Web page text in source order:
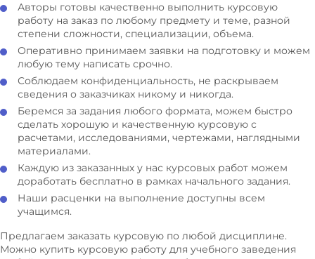
Заработная плата
Землеустройство
Издержки производства
Инвентаризация
Инвестиции и проекты
Инновационная деятельность
Инновационный менеджмент
Институциональная экономика
Инфляция
Информационные системы в экономике
Исследование систем управления
Исследование конъюнктуры товарных рынков
Авторы готовы качественно выполнить курсовую
работу на заказ по любому предмету и теме, разной
степени сложности, специализации, объема.
Оперативно принимаем заявки на подготовку и можем
любую тему написать срочно.
Соблюдаем конфиденциальность, не раскрываем
сведения о заказчиках никому и никогда.
Беремся за задания любого формата, можем быстро
сделать хорошую и качественную курсовую с
расчетами, исследованиями, чертежами, наглядными
материалами.
Каждую из заказанных у нас курсовых работ можем
доработать бесплатно в рамках начального задания.
Наши расценки на выполнение доступны всем
учащимся.
Предлагаем заказать курсовую по любой дисциплине.
Можно купить курсовую работу для учебного заведения